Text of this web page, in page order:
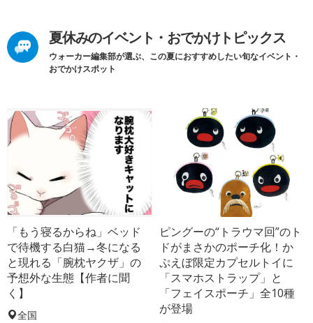
夏休みのイベント・おでかけトピックス
ウォーカー編集部が選ぶ、この夏におすすめしたい旬なイベント・
おでかけスポット
「もう寝るからね」ベッド
で待機する白猫→冬になる
と現れる「腕枕ヤクザ」の
予想外な生態【作者に聞
く】
全国
ピングーの“トラウマ回”のト
ドがまさかのポーチ化！か
ぷえぼ限定カプセルトイに
「スマホストラップ」と
「フェイスポーチ」全10種
が登場